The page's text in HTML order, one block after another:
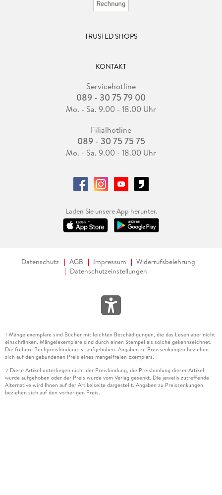
TRUSTED SHOPS
KONTAKT
Servicehotline
089 - 30 75 79 00
Mo. - Sa. 9.00 - 18.00 Uhr
Filialhotline
089 - 30 75 75 75
Mo. - Sa. 9.00 - 18.00 Uhr
Laden Sie unsere App herunter.
Datenschutz AGB Impressum
Widerrufsbelehrung
Datenschutzeinstellungen
1 Mängelexemplare sind Bücher mit leichten Beschädigungen, die das Lesen aber nicht
einschränken. Mängelexemplare sind durch einen Stempel als solche gekennzeichnet.
Die frühere Buchpreisbindung ist aufgehoben. Angaben zu Preissenkungen beziehen
sich auf den gebundenen Preis eines mangelfreien Exemplars.
2 Diese Artikel unterliegen nicht der Preisbindung, die Preisbindung dieser Artikel
wurde aufgehoben oder der Preis wurde vom Verlag gesenkt. Die jeweils zutreffende
Alternative wird Ihnen auf der Artikelseite dargestellt. Angaben zu Preissenkungen
beziehen sich auf den vorherigen Preis.